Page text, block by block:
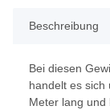
Beschreibung
Bei diesen
handelt es sich
Meter lang und